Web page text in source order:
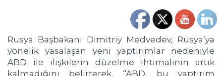
Rusya Başbakanı Dimitriy Medvedev, Rusya’ya
yönelik yasalaşan yeni yaptırımlar nedeniyle
ABD ile ilişkilerin düzelme ihtimalinin artık
kalmadığını belirterek, “ABD, bu yaptırım